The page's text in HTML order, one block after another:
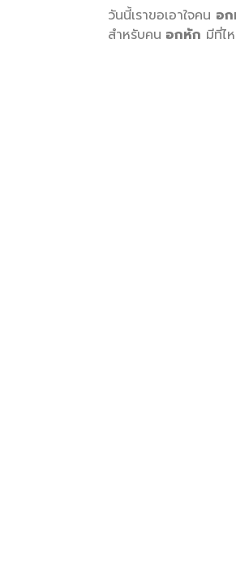
วันนี้เราขอเอาใจคน อ
สำหรับคน อกหัก มีที่ไ